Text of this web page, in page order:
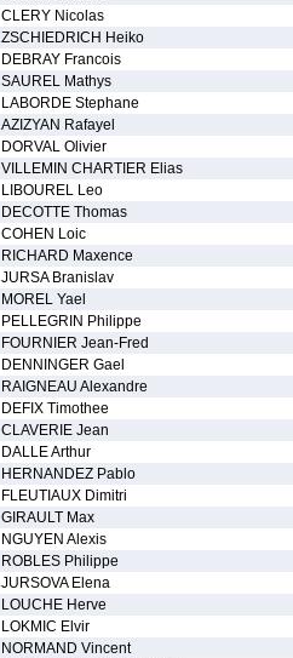
CLERY Nicolas
ZSCHIEDRICH Heiko
DEBRAY Francois
SAUREL Mathys
LABORDE Stephane
AZIZYAN Rafayel
DORVAL Olivier
VILLEMIN CHARTIER Elias
LIBOUREL Leo
DECOTTE Thomas
COHEN Loic
RICHARD Maxence
JURSA Branislav
MOREL Yael
PELLEGRIN Philippe
FOURNIER Jean-Fred
DENNINGER Gael
RAIGNEAU Alexandre
DEFIX Timothee
CLAVERIE Jean
DALLE Arthur
HERNANDEZ Pablo
FLEUTIAUX Dimitri
GIRAULT Max
NGUYEN Alexis
ROBLES Philippe
JURSOVA Elena
LOUCHE Herve
LOKMIC Elvir
NORMAND Vincent